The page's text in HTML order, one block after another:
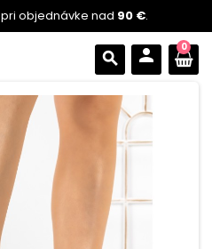
pri objednávke nad 90 €.
search person 0